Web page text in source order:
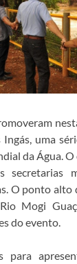
uma
da Água.
O ponto alto
Mogi
do evento.
para